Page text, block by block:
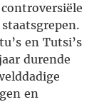
en Tutsi’s
durende
en